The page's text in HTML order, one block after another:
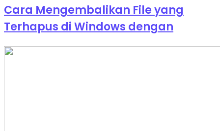
Cara Mengembalikan File yang
Terhapus di Windows dengan